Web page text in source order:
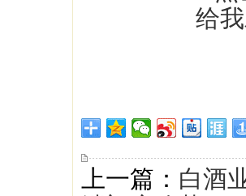
上一篇： 白酒